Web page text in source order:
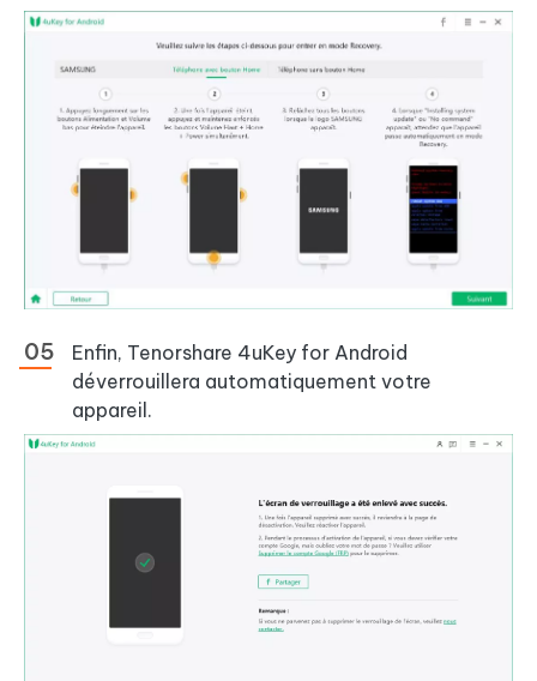
Enfin, Tenorshare 4uKey for Android
déverrouillera automatiquement votre
appareil.